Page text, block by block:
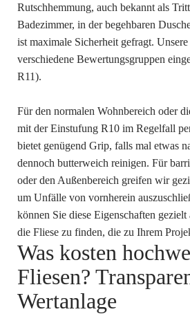
Rutschhemmung, auch bekannt als
Badezimmer, in der begehbaren
ist maximale Sicherheit gefragt.
verschiedene Bewertungsgruppen
R11).
Für den normalen Wohnbereich oder
mit der Einstufung R10 im Regelfall
bietet genügend Grip, falls mal etwas
dennoch butterweich reinigen. Für
oder den Außenbereich greifen wir
um Unfälle von vornherein
können Sie diese Eigenschaften
die Fliese zu finden, die zu Ihrem
Was kosten
Fliesen?
Wertanlage